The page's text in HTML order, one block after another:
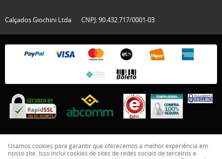
Calçados Giochini Ltda CNPJ: 90.432.717/0001-03
LOJA VIRTUAL CRIADA POR
Usamos cookies para garantir que oferecemos a melhor experiência em
nosso site. Isso inclui cookies de sites de redes sociais de terceiros e